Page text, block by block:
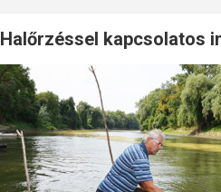
Halőrzéssel kapcsolatos